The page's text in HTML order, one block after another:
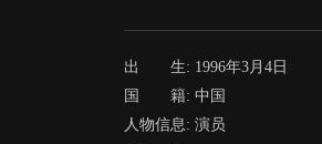
出 生: 1996年3月4日
国 籍: 中国
人物信息: 演员